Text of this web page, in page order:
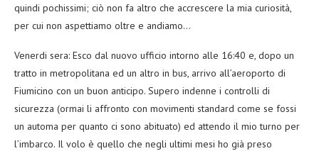
quindi pochissimi; ciò non fa altro che accrescere la mia curiosità,
per cui non aspettiamo oltre e andiamo…
Venerdi sera: Esco dal nuovo ufficio intorno alle 16:40 e, dopo un
tratto in metropolitana ed un altro in bus, arrivo all’aeroporto di
Fiumicino con un buon anticipo. Supero indenne i controlli di
sicurezza (ormai li affronto con movimenti standard come se fossi
un automa per quanto ci sono abituato) ed attendo il mio turno per
l’imbarco. Il volo è quello che negli ultimi mesi ho già preso